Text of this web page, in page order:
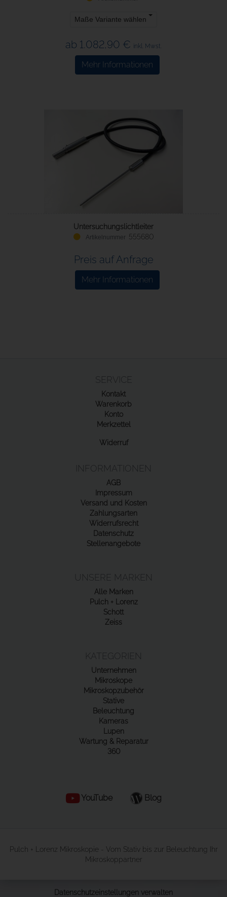
Maße Variante wählen
ab 1.082,90 € inkl. Mwst.
Mehr Informationen
Untersuchungslichtleiter
555680
Preis auf Anfrage
Mehr Informationen
SERVICE
Kontakt
Warenkorb
Konto
Merkzettel
Widerruf
INFORMATIONEN
AGB
Impressum
Versand und Kosten
Zahlungsarten
Widerrufsrecht
Datenschutz
Stellenangebote
UNSERE MARKEN
Alle Marken
Pulch + Lorenz
Schott
Zeiss
KATEGORIEN
Unternehmen
Mikroskope
Mikroskopzubehör
Stative
Beleuchtung
Kameras
Lupen
Wartung & Reparatur
360
YouTube Blog
Pulch + Lorenz Mikroskopie - Vom Stativ bis zur Beleuchtung Ihr
Mikroskoppartner
Datenschutzeinstellungen verwalten